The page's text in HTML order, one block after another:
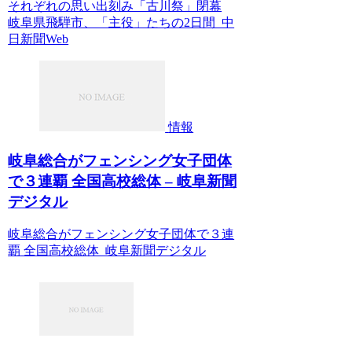
それぞれの思い出刻み「古川祭」閉幕
岐阜県飛騨市、「主役」たちの2日間 中
日新聞Web
情報
岐阜総合がフェンシング女子団体
で３連覇 全国高校総体 – 岐阜新聞
デジタル
岐阜総合がフェンシング女子団体で３連
覇 全国高校総体 岐阜新聞デジタル